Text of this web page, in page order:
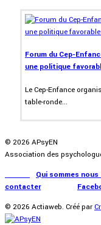
Forum du Cep-
une politique
Le Cep-Enfance
table-ronde...
© 2026 APsyEN
Association des
Qui sommes nous
contacter|
© 2026 Actiaweb. Créé par